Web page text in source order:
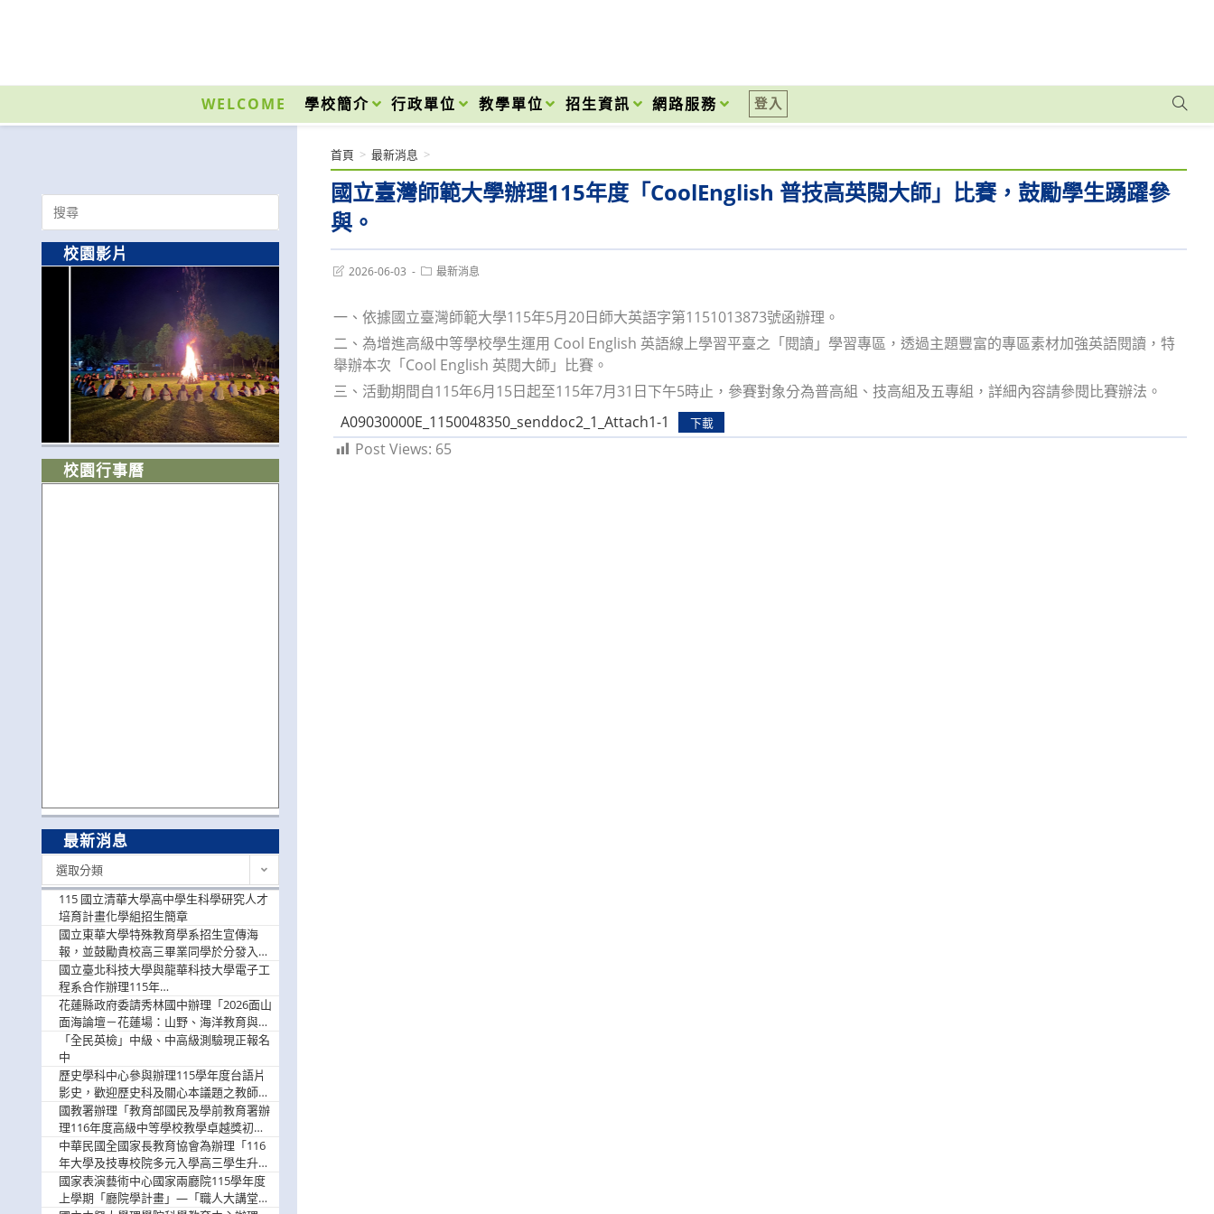
內
WELCOME 學校簡介 行政單位 教學單位 招生資訊 網路服務 登入
國立臺灣師範大學辦理115年度「CoolEnglish 普技高英閱大師」比賽，鼓勵學生踴躍參
與。
首頁 > 最新消息 >
Post2026-06-03
Post最新消息
一、依據國立臺灣師範大學115年5月20日師大英語字第1151013873號函辦理。
二、為增進高級中等學校學生運用 Cool English 英語線上學習平臺之「閱讀」學習專區，透過主題豐富的專區素材加強英語閱讀，特
舉辦本次「Cool English 英閱大師」比賽。
三、活動期間自115年6月15日起至115年7月31日下午5時止，參賽對象分為普高組、技高組及五專組，詳細內容請參閱比賽辦法。
A09030000E_1150048350_senddoc2_1_Attach1-1
下載
Post Views: 65
Search
for:
校園影片
校園行事曆
最新消息
選取分類
115 國立清華大學高中學生科學研究人才
培育計畫化學組招生簡章
國立東華大學特殊教育學系招生宣傳海
報，並鼓勵貴校高三畢業同學於分發入學
階段踴躍選填。
國立臺北科技大學與龍華科技大學電子工
程系合作辦理115年
「115.08.10~08.12「AI賦能應用於智慧半
導體研習營」，歡迎學生踴躍報名參加
花蓮縣政府委請秀林國中辦理「2026面山
面海論壇－花蓮場：山野、海洋教育與戶
外安全實務課程」，歡迎踴躍報名參加
「全民英檢」中級、中高級測驗現正報名
中
歷史學科中心參與辦理115學年度台語片
影史，歡迎歷史科及關心本議題之教師踴
躍報名參加
國教署辦理「教育部國民及學前教育署辦
理116年度高級中等學校教學卓越獎初選
實施計畫」，鼓勵教師踴躍報名
中華民國全國家長教育協會為辦理「116
年大學及技專校院多元入學高三學生升學
輔導家長說明會」
國家表演藝術中心國家兩廳院115學年度
上學期「廳院學計畫」—「職人大講堂」